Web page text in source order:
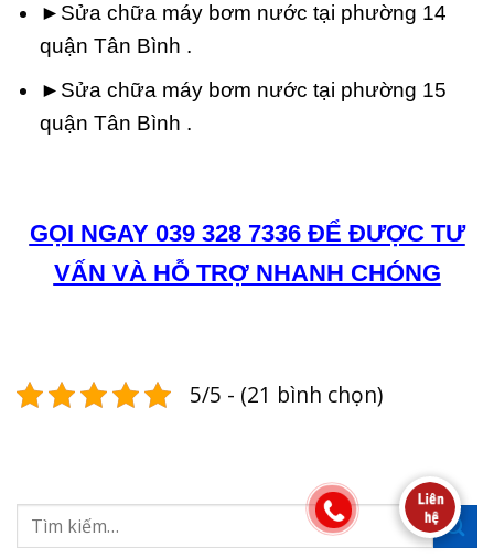
►Sửa chữa máy bơm nước tại phường 14
quận Tân Bình .
►Sửa chữa máy bơm nước tại phường 15
quận Tân Bình .
GỌI NGAY 039 328 7336 ĐỂ ĐƯỢC TƯ
VẤN VÀ HỖ TRỢ NHANH CHÓNG
5/5 - (21 bình chọn)